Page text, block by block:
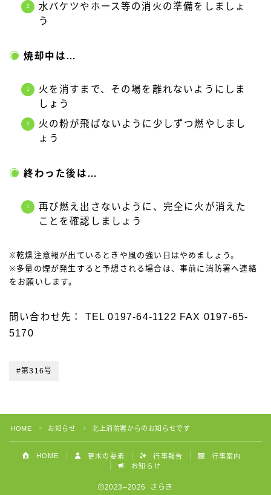
水バケツやホース等の消火の準備をしましょ
う
焼却中は…
火を消すまで、その場を離れないようにしま
しょう
火の粉が飛ばないように少しずつ燃やしまし
ょう
終わった後は…
再び燃え出さないように、完全に火が消えた
ことを確認しましょう
※乾燥注意報が出ているときや風の強い日はやめましょう。
※多量の煙が発生すると予想される場合は、事前に消防署へ連絡
をお願いします。
問い合わせ先： TEL 0197-64-1122 FAX 0197-65-
5170
#第316号
HOME ＞ お知らせ ＞ 北上消防署からのお知らせです
HOME 更木の要素 行事報告
行事案内
お知らせ
2023–2026 さらき